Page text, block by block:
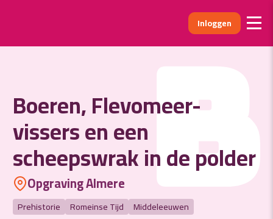
Inloggen
B
Boeren, Flevomeer-
vissers en een
scheepswrak in de polder
Opgraving Almere
Prehistorie Romeinse Tijd Middeleeuwen